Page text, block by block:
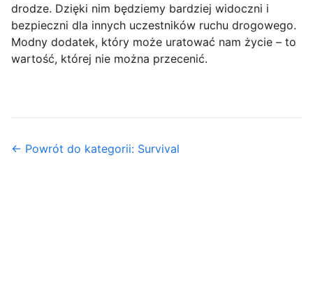
drodze. Dzięki nim będziemy bardziej widoczni i
bezpieczni dla innych uczestników ruchu drogowego.
Modny dodatek, który może uratować nam życie – to
wartość, której nie można przecenić.
← Powrót do kategorii: Survival